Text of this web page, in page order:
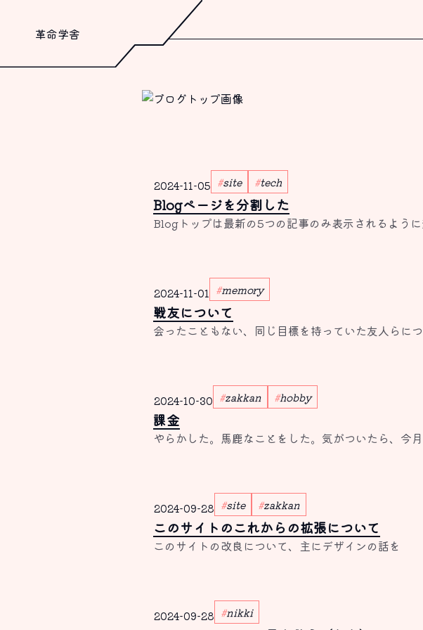
革命学舎
2024-11-05 site tech
Blogページを分割した
Blogトップは最新の5つの記事のみ表示されるよう
2024-11-01 memory
戦友について
会ったこともない、同じ目標を持っていた友人らに
2024-10-30 zakkan hobby
課金
やらかした。馬鹿なことをした。気がついたら、今
2024-09-28 site zakkan
このサイトのこれからの拡張について
このサイトの改良について、主にデザインの話を
2024-09-28 nikki